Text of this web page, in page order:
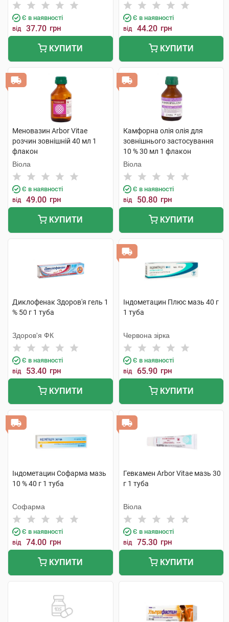
Є в наявності
від 37.70 грн
КУПИТИ
Є в наявності
від 44.20 грн
КУПИТИ
Меновазин Arbor Vitae
розчин зовнішній 40 мл 1
флакон
Віола
Є в наявності
від 49.00 грн
КУПИТИ
Камфорна олія олія для
зовнішнього застосування
10 % 30 мл 1 флакон
Віола
Є в наявності
від 50.80 грн
КУПИТИ
Диклофенак Здоров'я гель 1
% 50 г 1 туба
Здоров'я ФК
Є в наявності
від 53.40 грн
КУПИТИ
Індометацин Плюс мазь 40 г
1 туба
Червона зірка
Є в наявності
від 65.90 грн
КУПИТИ
Індометацин Софарма мазь
10 % 40 г 1 туба
Софарма
Є в наявності
від 74.00 грн
КУПИТИ
Гевкамен Arbor Vitae мазь 30
г 1 туба
Віола
Є в наявності
від 75.30 грн
КУПИТИ